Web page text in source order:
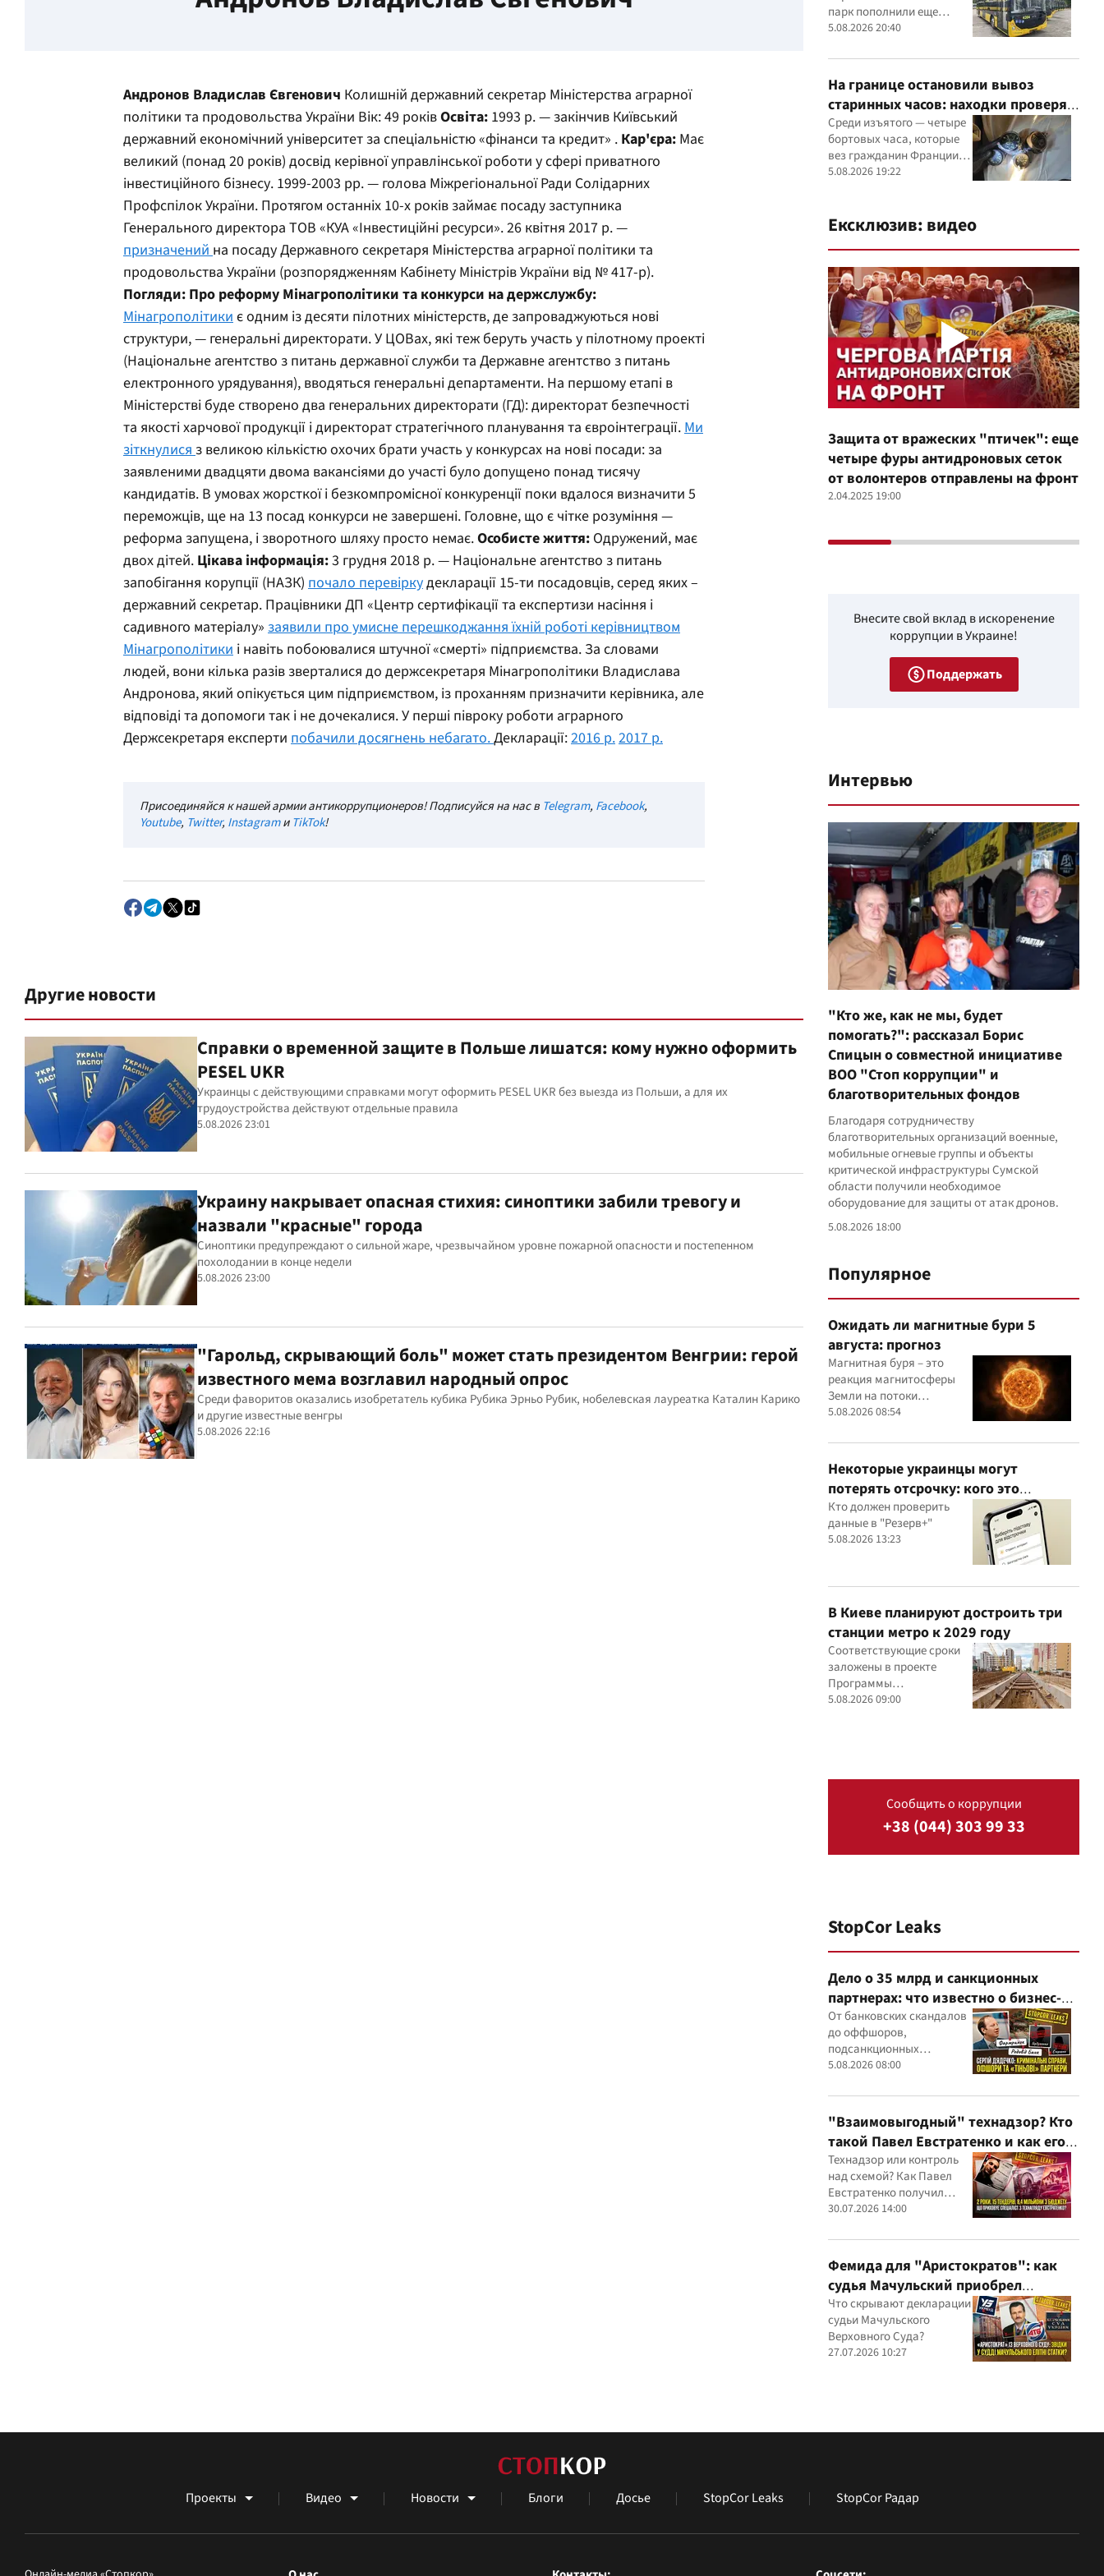
Андронов Владислав Євгенович Колишній державний секретар Міністерства аграрної
політики та продовольства України Вік: 49 роківОсвіта: 1993 р. — закінчив Київський
державний економічний університет за спеціальністю «фінанси та кредит» . Кар'єра: Має
великий (понад 20 років) досвід керівної управлінської роботи у сфері приватного
інвестиційного бізнесу. 1999-2003 рр. — голова Міжрегіональної Ради Солідарних
Профспілок України. Протягом останніх 10-х років займає посаду заступника
Генерального директора ТОВ «КУА «Інвестиційні ресурси». 26 квітня 2017 р. —
призначенийна посаду Державного секретаря Міністерства аграрної політики та
продовольства України (розпорядженням Кабінету Міністрів України від № 417-р).
Погляди: Про реформу Мінагрополітики та конкурси на держслужбу:
Мінагрополітикиє одним із десяти пілотних міністерств, де запроваджуються нові
структури, — генеральні директорати. У ЦОВах, які теж беруть участь у пілотному проекті
(Національне агентство з питань державної служби та Державне агентство з питань
електронного урядування), вводяться генеральні департаменти. На першому етапі в
Міністерстві буде створено два генеральних директорати (ГД): директорат безпечності
та якості харчової продукції і директорат стратегічного планування та євроінтеграції.Ми
зіткнулисяз великою кількістю охочих брати участь у конкурсах на нові посади: за
заявленими двадцяти двома вакансіями до участі було допущено понад тисячу
кандидатів. В умовах жорсткої і безкомпромісної конкуренції поки вдалося визначити 5
переможців, ще на 13 посад конкурси не завершені. Головне, що є чітке розуміння —
реформа запущена, і зворотного шляху просто немає.Особисте життя: Одружений, має
двох дітей. Цікава інформація:3 грудня 2018 р. — Національне агентство з питань
запобігання корупції (НАЗК) почало перевіркудекларації 15-ти посадовців, серед яких –
державний секретар. Працівники ДП «Центр сертифікації та експертизи насіння і
садивного матеріалу» заявили про умисне перешкоджання їхній роботі керівництвом
Мінагрополітики і навіть побоювалися штучної «смерті» підприємства. За словами
людей, вони кілька разів зверталися до держсекретаря Мінагрополітики Владислава
Андронова, який опікується цим підприємством, із проханням призначити керівника, але
відповіді та допомоги так і не дочекалися. У перші півроку роботи аграрного
Держсекретаря експерти побачили досягнень небагато.Декларації:2016 р.2017 р.
Присоединяйся к нашей армии антикоррупционеров! Подписуйся на нас в Telegram, Facebook,
Youtube, Twitter, InstagramиTikTok!
Другие новости
Справки о временной защите в Польше лишатся: кому нужно оформить
PESEL UKR
Украинцы с действующими справками могут оформить PESEL UKR без выезда из Польши, а для их
трудоустройства действуют отдельные правила
5.08.2026 23:01
Украину накрывает опасная стихия: синоптики забили тревогу и
назвали "красные" города
Синоптики предупреждают о сильной жаре, чрезвычайном уровне пожарной опасности и постепенном
похолодании в конце недели
5.08.2026 23:00
"Гарольд, скрывающий боль" может стать президентом Венгрии: герой
известного мема возглавил народный опрос
Среди фаворитов оказались изобретатель кубика Рубика Эрньо Рубик, нобелевская лауреатка Каталин Карико
и другие известные венгры
5.08.2026 22:16
парк пополнили еще
восемью современными
5.08.2026 20:40
На границе остановили вывоз
старинных часов: находки проверят
эксперты
Среди изъятого — четыре
бортовых часа, которые
вез гражданин Франции, и
настенные часы начала ХХ
5.08.2026 19:22
Ексклюзив: видео
Защита от вражеских "птичек": еще
четыре фуры антидроновых сеток
от волонтеров отправлены на фронт
2.04.2025 19:00
Внесите свой вклад в искоренение
коррупции в Украине!
Поддержать
Интервью
"Кто же, как не мы, будет
помогать?": рассказал Борис
Спицын о совместной инициативе
ВОО "Стоп коррупции" и
благотворительных фондов
Благодаря сотрудничеству
благотворительных организаций военные,
мобильные огневые группы и объекты
критической инфраструктуры Сумской
области получили необходимое
оборудование для защиты от атак дронов.
5.08.2026 18:00
Популярное
Ожидать ли магнитные бури 5
августа: прогноз
Магнитная буря – это
реакция магнитосферы
Земли на потоки
заряженных частиц,
5.08.2026 08:54
Некоторые украинцы могут
потерять отсрочку: кого это
касается
Кто должен проверить
данные в "Резерв+"
5.08.2026 13:23
В Киеве планируют достроить три
станции метро к 2029 году
Соответствующие сроки
заложены в проекте
Программы
экономического и
5.08.2026 09:00
Сообщить о коррупции
+38 (044) 303 99 33
StopCor Leaks
Дело о 35 млрд и санкционных
партнерах: что известно о бизнес-
интересах Сергея Дядечко от
"Родовид Банка" до "ФАРМАСЕЛ"
От банковских скандалов
до оффшоров,
подсанкционных
партнеров и уголовных
связи Сергея Дядечко до
сих пор простираются
через Украину и несколько
иностранных юрисдикций
5.08.2026 08:00
"Взаимовыгодный" технадзор? Кто
такой Павел Евстратенко и как его
ФЛП получил доступ к бюджетным
миллионам?
Технадзор или контроль
над схемой? Как Павел
Евстратенко получил
миллионные подряды
30.07.2026 14:00
Фемида для "Аристократов": как
судья Мачульский приобрел
элитное жилье после вердикта в
пользу застройщика?
Что скрывают декларации
судьи Мачульского
Верховного Суда?
27.07.2026 10:27
Проекты Видео Новости Блоги Досье StopCor Leaks StopCor Радар